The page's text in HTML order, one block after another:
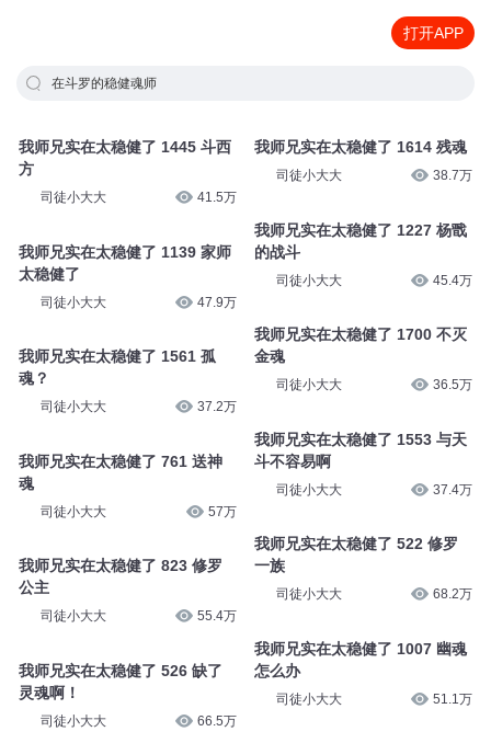
打开APP
在斗罗的稳健魂师
我师兄实在太稳健了 1445 斗西
方
司徒小大大 41.5万
我师兄实在太稳健了 1139 家师
太稳健了
司徒小大大 47.9万
我师兄实在太稳健了 1561 孤
魂？
司徒小大大 37.2万
我师兄实在太稳健了 761 送神
魂
司徒小大大 57万
我师兄实在太稳健了 823 修罗
公主
司徒小大大 55.4万
我师兄实在太稳健了 526 缺了
灵魂啊！
司徒小大大 66.5万
我师兄实在太稳健了 1614 残魂
司徒小大大 38.7万
我师兄实在太稳健了 1227 杨戬
的战斗
司徒小大大 45.4万
我师兄实在太稳健了 1700 不灭
金魂
司徒小大大 36.5万
我师兄实在太稳健了 1553 与天
斗不容易啊
司徒小大大 37.4万
我师兄实在太稳健了 522 修罗
一族
司徒小大大 68.2万
我师兄实在太稳健了 1007 幽魂
怎么办
司徒小大大 51.1万